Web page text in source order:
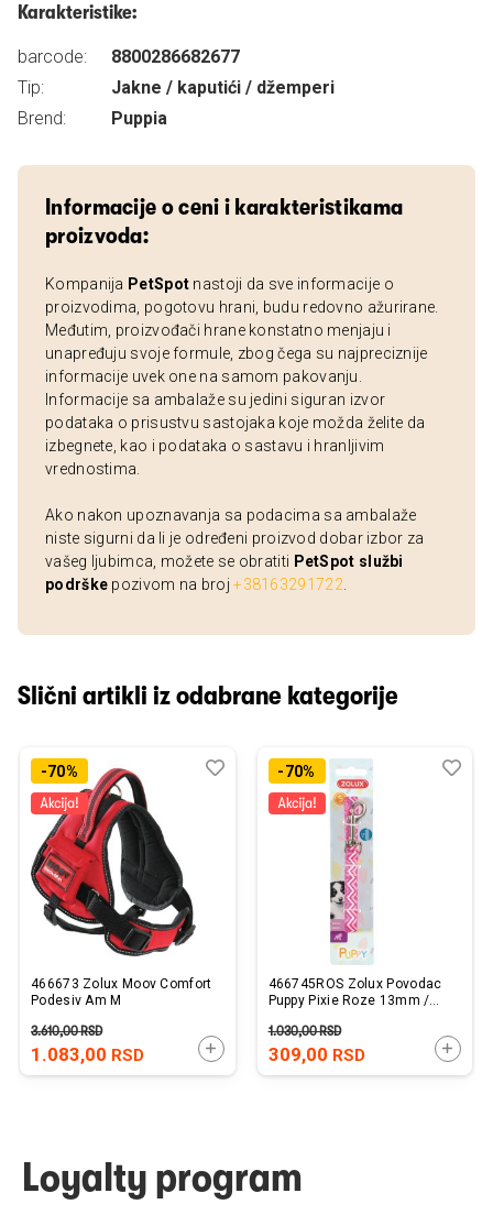
Karakteristike:
barcode:
8800286682677
Tip:
Jakne / kaputići / džemperi
Brend:
Puppia
Informacije o ceni i karakteristikama
proizvoda:
Kompanija PetSpot nastoji da sve informacije o
proizvodima, pogotovu hrani, budu redovno ažurirane.
Međutim, proizvođači hrane konstatno menjaju i
unapređuju svoje formule, zbog čega su najpreciznije
informacije uvek one na samom pakovanju.
Informacije sa ambalaže su jedini siguran izvor
podataka o prisustvu sastojaka koje možda želite da
izbegnete, kao i podataka o sastavu i hranljivim
vrednostima.
Ako nakon upoznavanja sa podacima sa ambalaže
niste sigurni da li je određeni proizvod dobar izbor za
vašeg ljubimca, možete se obratiti PetSpot službi
podrške pozivom na broj+38163291722
Slični artikli iz odabrane kategorije
-70%
466673 Zolux Moov Comfort
Podesiv Am M
1.083,00 RSD
3.610,00RSD
DODAJTE U KORPU
Dodaj
Uporedi-70%
466745ROS Zolux Povodac
Puppy Pixie Roze 13mm /
309,00 RSD
1.030,00RSD
Loyalty program